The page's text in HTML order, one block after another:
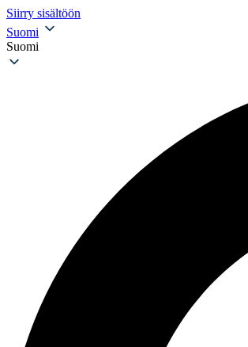
Siirry sisältöön
Suomi
Suomi